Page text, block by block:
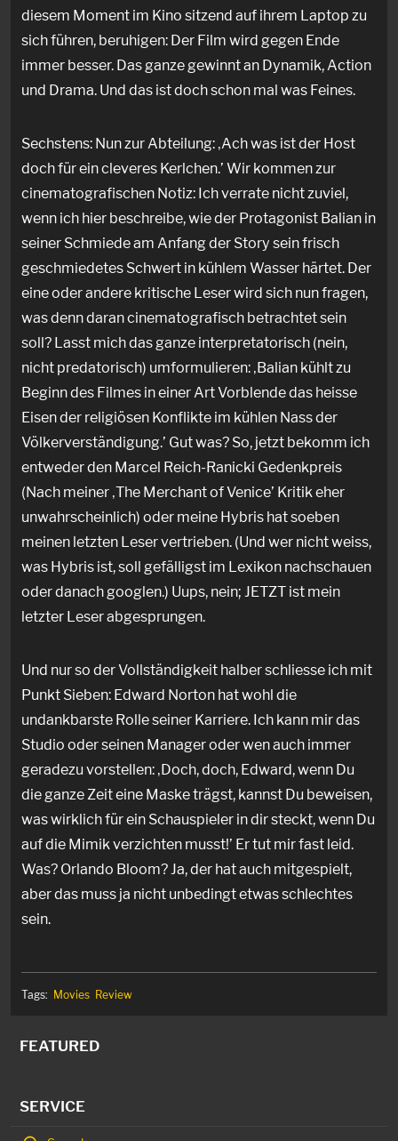
diesem Moment im Kino sitzend auf ihrem Laptop zu
sich führen, beruhigen: Der Film wird gegen Ende
immer besser. Das ganze gewinnt an Dynamik, Action
und Drama. Und das ist doch schon mal was Feines.
Sechstens: Nun zur Abteilung: ‚Ach was ist der Host
doch für ein cleveres Kerlchen.’ Wir kommen zur
cinematografischen Notiz: Ich verrate nicht zuviel,
wenn ich hier beschreibe, wie der Protagonist Balian in
seiner Schmiede am Anfang der Story sein frisch
geschmiedetes Schwert in kühlem Wasser härtet. Der
eine oder andere kritische Leser wird sich nun fragen,
was denn daran cinematografisch betrachtet sein
soll? Lasst mich das ganze interpretatorisch (nein,
nicht predatorisch) umformulieren: ‚Balian kühlt zu
Beginn des Filmes in einer Art Vorblende das heisse
Eisen der religiösen Konflikte im kühlen Nass der
Völkerverständigung.’ Gut was? So, jetzt bekomm ich
entweder den Marcel Reich-Ranicki Gedenkpreis
(Nach meiner ‚The Merchant of Venice’ Kritik eher
unwahrscheinlich) oder meine Hybris hat soeben
meinen letzten Leser vertrieben. (Und wer nicht weiss,
was Hybris ist, soll gefälligst im Lexikon nachschauen
oder danach googlen.) Uups, nein; JETZT ist mein
letzter Leser abgesprungen.
Und nur so der Vollständigkeit halber schliesse ich mit
Punkt Sieben: Edward Norton hat wohl die
undankbarste Rolle seiner Karriere. Ich kann mir das
Studio oder seinen Manager oder wen auch immer
geradezu vorstellen: ‚Doch, doch, Edward, wenn Du
die ganze Zeit eine Maske trägst, kannst Du beweisen,
was wirklich für ein Schauspieler in dir steckt, wenn Du
auf die Mimik verzichten musst!’ Er tut mir fast leid.
Was? Orlando Bloom? Ja, der hat auch mitgespielt,
aber das muss ja nicht unbedingt etwas schlechtes
sein.
Tags: Movies Review
FEATURED
SERVICE